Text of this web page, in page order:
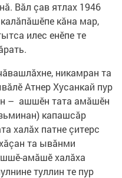
Вăл çав ятлах 1946
кăна мар,
илес енӗпе те
никамран та
Атнер Хусанкай пур
– ашшӗн тата амăшӗн
капашсăр
халăх патне çитерс
та ывăнми
амăшӗ халăха
туллин те пур